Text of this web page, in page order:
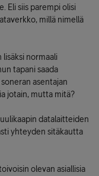
Eli siis parempi olisi
millä nimellä
normaali
tapani saada
asentajan
jotain, mutta mitä?
datalaitteiden
yhteyden sitäkautta
olevan asiallisia